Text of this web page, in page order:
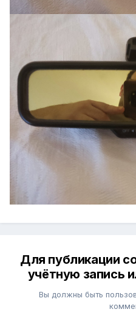
Для публикации
учётную запись
Вы должны быть